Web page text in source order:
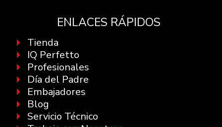
ENLACES RÁPIDOS
Tienda
IQ Perfetto
Profesionales
Día del Padre
Embajadores
Blog
Servicio Técnico